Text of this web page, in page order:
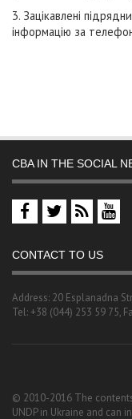
3. Зацікавлені
інформацію за
CBA IN THE SOCIAL
CONTACT TO US
Address: 20 Esplanadna
Tel: +38 (044) 253 59 75,
© 2010-2016 The
UNDP in Ukraine and can